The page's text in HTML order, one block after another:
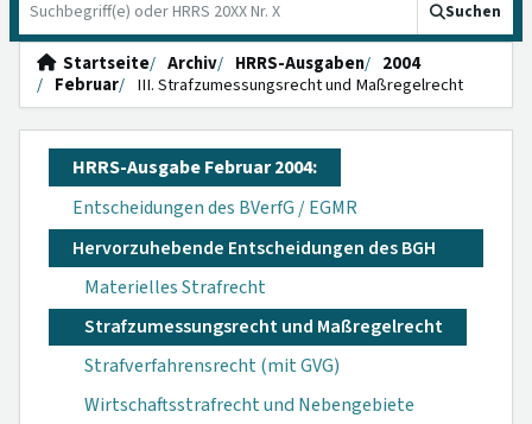
Suchen
Startseite Archiv HRRS-Ausgaben
2004
Februar
III. Strafzumessungsrecht und Maßregelrecht
HRRS-Ausgabe Februar 2004:
Entscheidungen des BVerfG / EGMR
Hervorzuhebende Entscheidungen des BGH
Materielles Strafrecht
Strafzumessungsrecht und Maßregelrecht
Strafverfahrensrecht (mit GVG)
Wirtschaftsstrafrecht und Nebengebiete